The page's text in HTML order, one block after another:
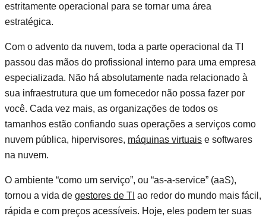
estritamente operacional para se tornar uma área
estratégica.
Com o advento da nuvem, toda a parte operacional da TI
passou das mãos do profissional interno para uma empresa
especializada. Não há absolutamente nada relacionado à
sua infraestrutura que um fornecedor não possa fazer por
você. Cada vez mais, as organizações de todos os
tamanhos estão confiando suas operações a serviços como
nuvem pública, hipervisores, máquinas virtuais e softwares
na nuvem.
O ambiente “como um serviço”, ou “as-a-service” (aaS),
tornou a vida de gestores de TI ao redor do mundo mais fácil,
rápida e com preços acessíveis. Hoje, eles podem ter suas